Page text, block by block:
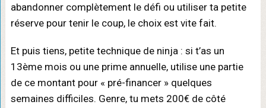
abandonner complètement le défi ou utiliser ta petite
réserve pour tenir le coup, le choix est vite fait.
Et puis tiens, petite technique de ninja : si t’as un
13ème mois ou une prime annuelle, utilise une partie
de ce montant pour « pré-financer » quelques
semaines difficiles. Genre, tu mets 200€ de côté